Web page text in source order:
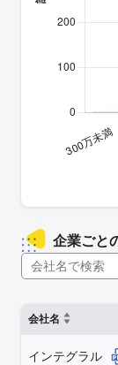
企業ごと
会社名
インテグラル